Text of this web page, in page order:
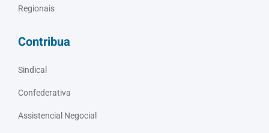
Regionais
Contribua
Sindical
Confederativa
Assistencial Negocial